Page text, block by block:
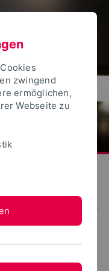
Medien
zwingend
ermöglichen,
Webseite zu